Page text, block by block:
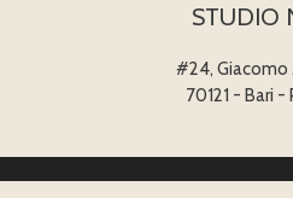
STUDIO
#24,
70121 - Bari